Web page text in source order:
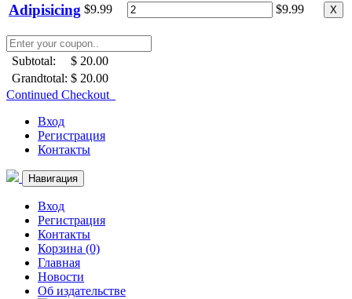
Adipisicing $9.99 $9.99 X
Subtotal:
$ 20.00
Grandtotal: $ 20.00
Continued Checkout
Вход
Регистрация
Контакты
Навигация
Вход
Регистрация
Контакты
Корзина (0)
Главная
Новости
Об издательстве